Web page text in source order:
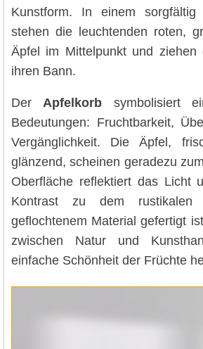
Kunstform. In einem sorgfältig
stehen die leuchtenden roten,
Äpfel im Mittelpunkt und ziehen
ihren Bann.
DerApfelkorb symbolisiert
Bedeutungen: Fruchtbarkeit,
Vergänglichkeit. Die Äpfel,
glänzend, scheinen geradezu
Oberfläche reflektiert das Licht
Kontrast zu dem
geflochtenem Material gefertigt
zwischen Natur und
einfache Schönheit der Früchte